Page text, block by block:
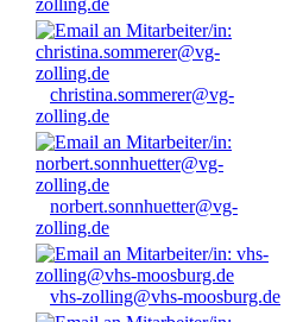
zolling.de
christina.sommerer@vg-
zolling.de
norbert.sonnhuetter@vg-
zolling.de
vhs-zolling@vhs-moosburg.de